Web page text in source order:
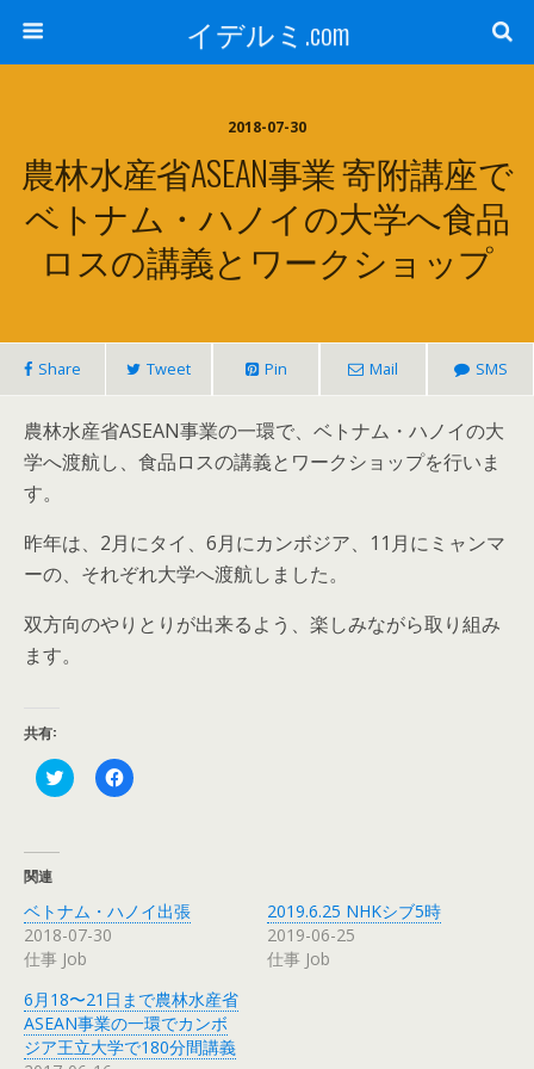
イデルミ.com
2018-07-30
農林水産省ASEAN事業 寄附講座で
ベトナム・ハノイの大学へ食品
ロスの講義とワークショップ
Share Tweet Pin Mail SMS
農林水産省ASEAN事業の一環で、ベトナム・ハノイの大
学へ渡航し、食品ロスの講義とワークショップを行いま
す。
昨年は、2月にタイ、6月にカンボジア、11月にミャンマ
ーの、それぞれ大学へ渡航しました。
双方向のやりとりが出来るよう、楽しみながら取り組み
ます。
共有:
ク
リ
t
t
e
r
共
有
(
新
し
F
a
共
有
は
ク
リ
ッ
ク
関連
ベトナム・ハノイ出張
2018-07-30
仕事 Job
2019.6.25 NHKシブ5時
2019-06-25
仕事 Job
6月18〜21日まで農林水産省
ASEAN事業の一環でカンボ
ジア王立大学で180分間講義